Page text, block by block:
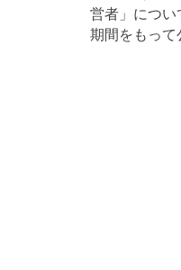
営者」につい
期間をもって